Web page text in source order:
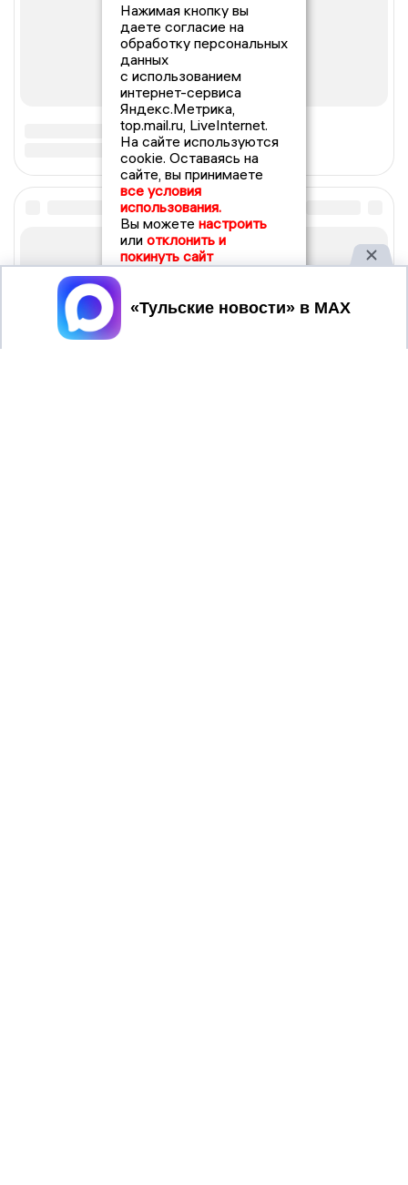
Нажимая кнопку вы
даете согласие на
обработку персональных
данных
с использованием
интернет-сервиса
Яндекс.Метрика,
top.mail.ru, LiveInternet.
На сайте используются
cookie. Оставаясь на
сайте, вы принимаете
все условия
использования.
Вы можете настроить
или отклонить и
покинуть сайт
Принять